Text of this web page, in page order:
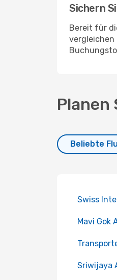
Sichern
Bereit für
vergleichen
Planen
Beliebte
Swiss
Mavi Gok
Sriwijaya